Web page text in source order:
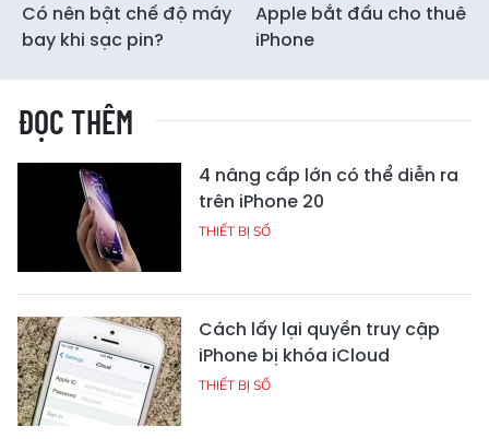
Có nên bật chế độ máy
bay khi sạc pin?
Apple bắt đầu cho thuê
iPhone
ĐỌC THÊM
4 nâng cấp lớn có thể diễn ra
trên iPhone 20
THIẾT BỊ SỐ
Cách lấy lại quyền truy cập
iPhone bị khóa iCloud
THIẾT BỊ SỐ